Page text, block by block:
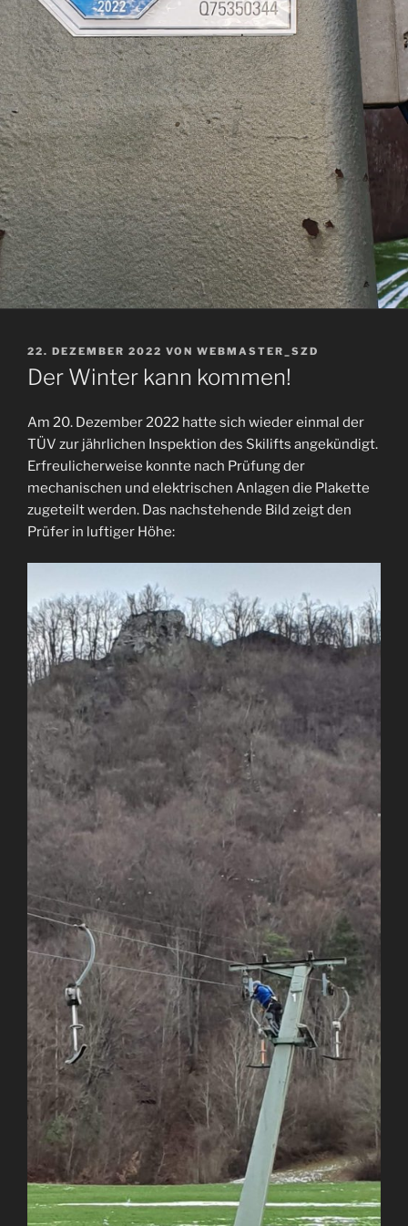
VERÖFFENTLICHT
AM
22. DEZEMBER 2022 VON WEBMASTER_SZD
Der Winter kann kommen!
Am 20. Dezember 2022 hatte sich wieder einmal der
TÜV zur jährlichen Inspektion des Skilifts angekündigt.
Erfreulicherweise konnte nach Prüfung der
mechanischen und elektrischen Anlagen die Plakette
zugeteilt werden. Das nachstehende Bild zeigt den
Prüfer in luftiger Höhe: